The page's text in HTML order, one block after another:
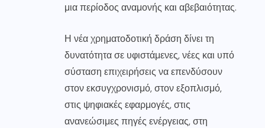
μια περίοδος αναμονής και αβεβαιότητας.
Η νέα χρηματοδοτική δράση δίνει τη
δυνατότητα σε υφιστάμενες, νέες και υπό
σύσταση επιχειρήσεις να επενδύσουν
στον εκσυγχρονισμό, στον εξοπλισμό,
στις ψηφιακές εφαρμογές, στις
ανανεώσιμες πηγές ενέργειας, στη